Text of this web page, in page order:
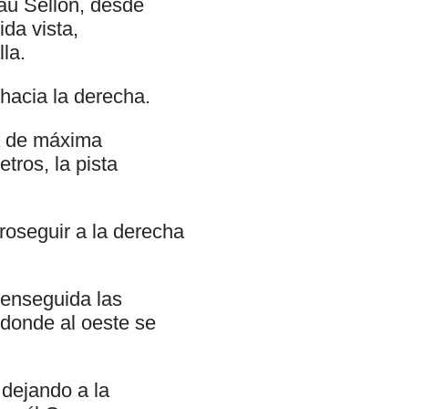
Sellón, desde
vista,
la derecha.
máxima
la pista
a la derecha
las
al oeste se
a la